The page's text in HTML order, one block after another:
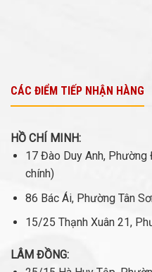
CÁC ĐIỂM TIẾP NHẬN HÀNG
HỒ CHÍ MINH:
17 Đào Duy Anh, Phường
chính)
86 Bác Ái, Phường Tân
15/25 Thạnh Xuân 21,
LÂM ĐỒNG: